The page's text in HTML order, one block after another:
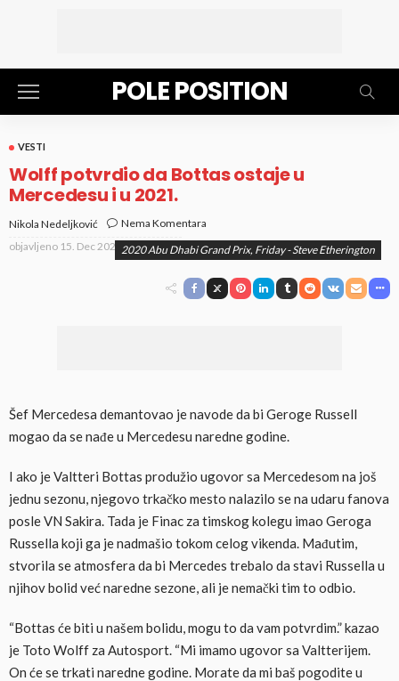
POLE POSITION
VESTI
Wolff potvrdio da Bottas ostaje u
Mercedesu i u 2021.
Nikola Nedeljković
Nema Komentara
objavljeno 15. Dec 2020. at 12:50 pm2020 Abu Dhabi Grand Prix, Friday - Steve Etherington
Šef Mercedesa demantovao je navode da bi Geroge Russell
mogao da se nađe u Mercedesu naredne godine.
I ako je Valtteri Bottas produžio ugovor sa Mercedesom na još
jednu sezonu, njegovo trkačko mesto nalazilo se na udaru fanova
posle VN Sakira. Tada je Finac za timskog kolegu imao Geroga
Russella koji ga je nadmašio tokom celog vikenda. Mađutim,
stvorila se atmosfera da bi Mercedes trebalo da stavi Russella u
njihov bolid već naredne sezone, ali je nemački tim to odbio.
“Bottas će biti u našem bolidu, mogu to da vam potvrdim.” kazao
je Toto Wolff za Autosport. “Mi imamo ugovor sa Valtterijem.
On će se trkati naredne godine. Morate da mi baš pogodite u